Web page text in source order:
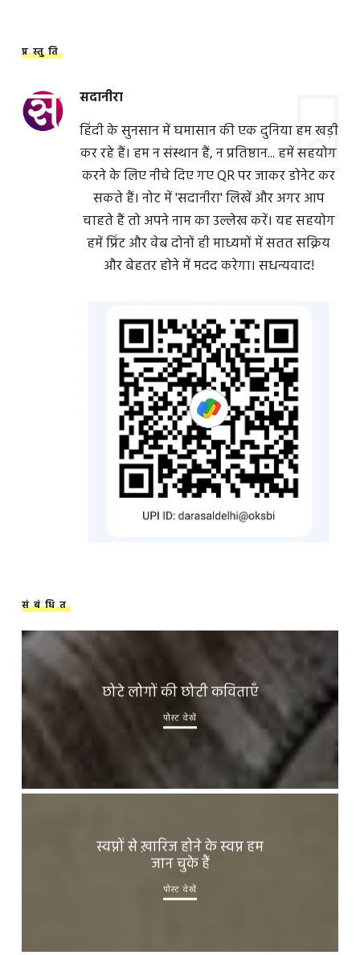
प्रस्तुति
सदानीरा
हिंदी के सुनसान में घमासान की एक दुनिया हम खड़ी
कर रहे हैं। हम न संस्थान हैं, न प्रतिष्ठान... हमें सहयोग
करने के लिए नीचे दिए गए QR पर जाकर डोनेट कर
सकते हैं। नोट में 'सदानीरा' लिखें और अगर आप
चाहते हैं तो अपने नाम का उल्लेख करें। यह सहयोग
हमें प्रिंट और वेब दोनों ही माध्यमों में सतत सक्रिय
और बेहतर होने में मदद करेगा। सधन्यवाद!
संबंधित
छोटे लोगों की छोटी कविताएँ
पोस्ट देखें
स्वप्नों से ख़ारिज होने के स्वप्न हम
जान चुके हैं
पोस्ट देखें